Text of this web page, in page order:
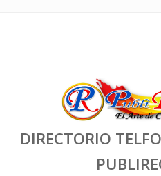
DIRECTORIO